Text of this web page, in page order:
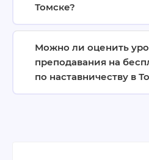
Томске?
Можно ли оценить
преподавания на
по наставничеству в